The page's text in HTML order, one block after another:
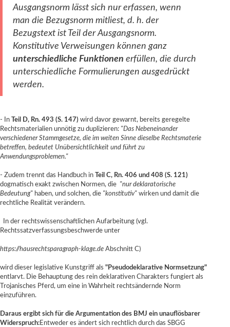
Ausgangsnorm lässt sich nur erfassen, wenn
man die Bezugsnorm mitliest, d. h. der
Bezugstext ist Teil der Ausgangsnorm.
Konstitutive Verweisungen können ganz
unterschiedliche Funktionen erfüllen, die durch
unterschiedliche Formulierungen ausgedrückt
werden.
- In Teil D, Rn. 493 (S. 147) wird davor gewarnt, bereits geregelte
Rechtsmaterialien unnötig zu duplizieren: "Das Nebeneinander
verschiedener Stammgesetze, die im weiten Sinne dieselbe Rechtsmaterie
betreffen, bedeutet Unübersichtlichkeit und führt zu
Anwendungsproblemen."
- Zudem trennt das Handbuch in
Teil C, Rn. 406 und 408 (S. 121)
dogmatisch exakt zwischen Normen, die "nur deklaratorische
Bedeutung" haben, und solchen, die "konstitutiv" wirken und damit die
rechtliche Realität verändern.
In der rechtswissenschaftlichen Aufarbeitung (vgl.
Rechtssatzverfassungsbeschwerde unter
https://hausrechtsparagraph-klage.de Abschnitt C)
wird dieser legislative Kunstgriff als "Pseudodeklarative Normsetzung"
entlarvt. Die Behauptung des rein deklarativen Charakters fungiert als
Trojanisches Pferd, um eine in Wahrheit rechtsändernde Norm
einzuführen.
Daraus ergibt sich für die Argumentation des BMJ ein unauflösbarer
Widerspruch:Entweder es ändert sich rechtlich durch das SBGG